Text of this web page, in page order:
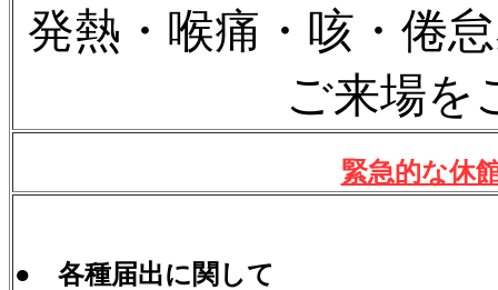
発熱・喉痛・咳・倦
ご来場を
緊急的な休
● 各種届出に関して